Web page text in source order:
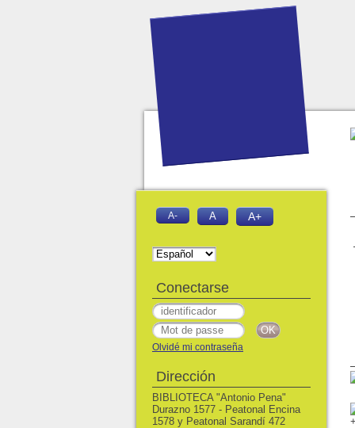
A- A A+
Conectarse
Olvidé mi contraseña
Dirección
BIBLIOTECA "Antonio Pena"
Durazno 1577 - Peatonal Encina
1578 y Peatonal Sarandí 472